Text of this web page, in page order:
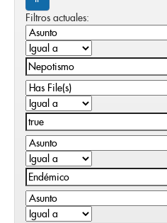
Filtros actuales: